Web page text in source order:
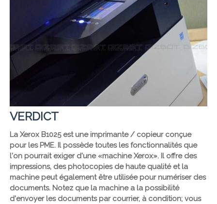
VERDICT
La Xerox B1025 est une imprimante / copieur conçue
pour les PME. Il possède toutes les fonctionnalités que
l'on pourrait exiger d'une «machine Xerox». Il offre des
impressions, des photocopies de haute qualité et la
machine peut également être utilisée pour numériser des
documents. Notez que la machine a la possibilité
d'envoyer les documents par courrier, à condition; vous